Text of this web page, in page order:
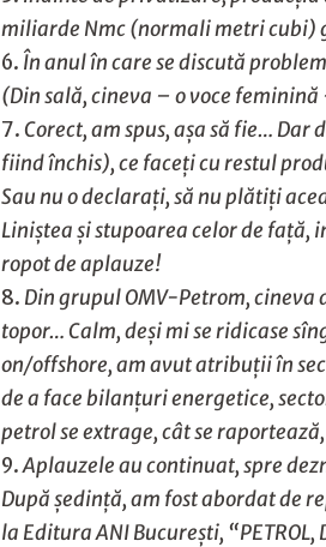
miliarde Nmc (normali metri cubi)
În anul în care se discută
(Din sală, cineva – o voce
Corect, am spus, aşa să fie…
fiind închis), ce faceţi cu restul
Sau nu o declaraţi, să nu plătiţi
Liniştea şi stupoarea celor de
ropot de aplauze!
Din grupul OMV-Petrom, cineva
topor… Calm, deşi mi se ridicase
on/offshore, am avut atribuţii în
de a face bilanţuri energetice,
petrol se extrage, cât se
Aplauzele au continuat, spre
După şedinţă, am fost abordat de
la Editura ANI Bucureşti,